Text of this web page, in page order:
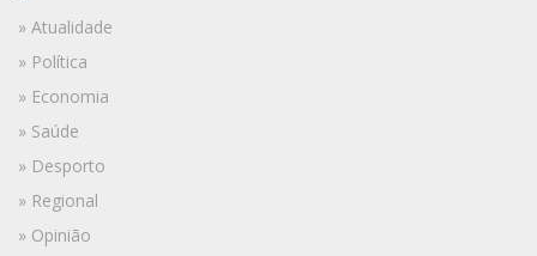
» Atualidade
» Política
» Economia
» Saúde
» Desporto
» Regional
» Opinião